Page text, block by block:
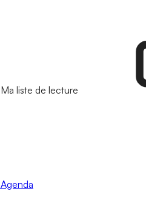
Ma liste de lecture
Agenda